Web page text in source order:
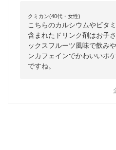
クミカン(40代・女性)
こちらのカルシウムやビタ
含まれたドリンク剤はお子
ックスフルーツ風味で飲み
ンカフェインでかわいいポ
ですね。